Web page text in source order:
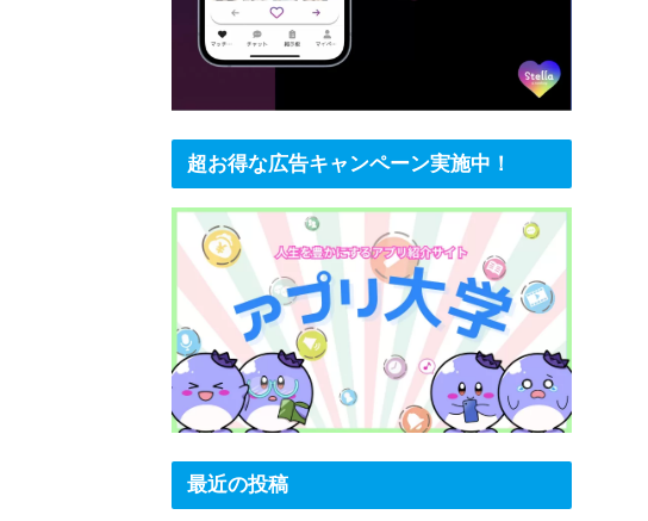
超お得な広告キャンペーン実施中！
最近の投稿